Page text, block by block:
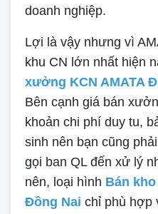
doanh nghiệp.
Lợi là vậy nhưng vì
khu CN lớn nhất hiện
xưởng KCN AMATA
Bên cạnh giá bán
khoản chi phí duy tu,
sinh nên bạn cũng
gọi ban QL đến xử lý
nên, loại hình Bán
Đồng Nai chỉ phù hợp